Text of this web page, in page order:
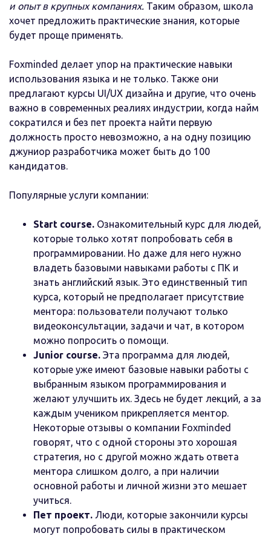
и опыт в крупных компаниях. Таким образом, школа
хочет предложить практические знания, которые
будет проще применять.
Foxminded делает упор на практические навыки
использования языка и не только. Также они
предлагают курсы UI/UX дизайна и другие, что очень
важно в современных реалиях индустрии, когда найм
сократился и без пет проекта найти первую
должность просто невозможно, а на одну позицию
джуниор разработчика может быть до 100
кандидатов.
Популярные услуги компании:
Start course. Ознакомительный курс для людей,
которые только хотят попробовать себя в
программировании. Но даже для него нужно
владеть базовыми навыками работы с ПК и
знать английский язык. Это единственный тип
курса, который не предполагает присутствие
ментора: пользователи получают только
видеоконсультации, задачи и чат, в котором
можно попросить о помощи.
Junior сourse. Эта программа для людей,
которые уже имеют базовые навыки работы с
выбранным языком программирования и
желают улучшить их. Здесь не будет лекций, а за
каждым учеником прикрепляется ментор.
Некоторые отзывы о компании Foxminded
говорят, что с одной стороны это хорошая
стратегия, но с другой можно ждать ответа
ментора слишком долго, а при наличии
основной работы и личной жизни это мешает
учиться.
Пет проект. Люди, которые закончили курсы
могут попробовать силы в практическом